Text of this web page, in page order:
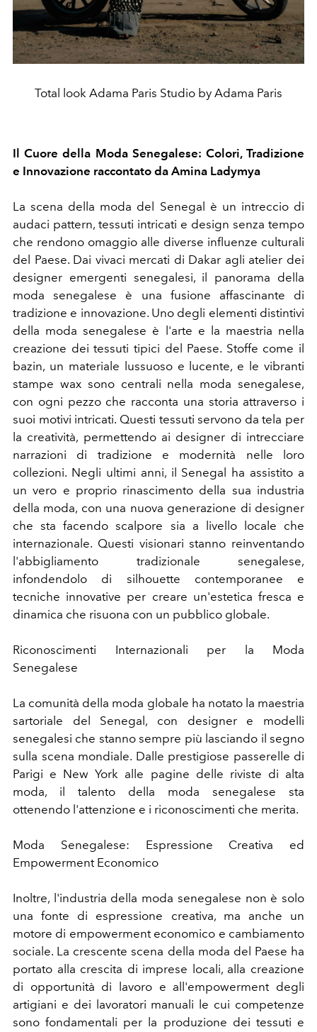
Total look Adama Paris Studio by Adama Paris
Il Cuore della Moda Senegalese: Colori, Tradizione
e Innovazione raccontato da Amina Ladymya
La scena della moda del Senegal è un intreccio di
audaci pattern, tessuti intricati e design senza tempo
che rendono omaggio alle diverse influenze culturali
del Paese. Dai vivaci mercati di Dakar agli atelier dei
designer emergenti senegalesi, il panorama della
moda senegalese è una fusione affascinante di
tradizione e innovazione. Uno degli elementi distintivi
della moda senegalese è l'arte e la maestria nella
creazione dei tessuti tipici del Paese. Stoffe come il
bazin, un materiale lussuoso e lucente, e le vibranti
stampe wax sono centrali nella moda senegalese,
con ogni pezzo che racconta una storia attraverso i
suoi motivi intricati. Questi tessuti servono da tela per
la creatività, permettendo ai designer di intrecciare
narrazioni di tradizione e modernità nelle loro
collezioni. Negli ultimi anni, il Senegal ha assistito a
un vero e proprio rinascimento della sua industria
della moda, con una nuova generazione di designer
che sta facendo scalpore sia a livello locale che
internazionale. Questi visionari stanno reinventando
l'abbigliamento tradizionale senegalese,
infondendolo di silhouette contemporanee e
tecniche innovative per creare un'estetica fresca e
dinamica che risuona con un pubblico globale.
Riconoscimenti Internazionali per la Moda
Senegalese
La comunità della moda globale ha notato la maestria
sartoriale del Senegal, con designer e modelli
senegalesi che stanno sempre più lasciando il segno
sulla scena mondiale. Dalle prestigiose passerelle di
Parigi e New York alle pagine delle riviste di alta
moda, il talento della moda senegalese sta
ottenendo l'attenzione e i riconoscimenti che merita.
Moda Senegalese: Espressione Creativa ed
Empowerment Economico
Inoltre, l'industria della moda senegalese non è solo
una fonte di espressione creativa, ma anche un
motore di empowerment economico e cambiamento
sociale. La crescente scena della moda del Paese ha
portato alla crescita di imprese locali, alla creazione
di opportunità di lavoro e all'empowerment degli
artigiani e dei lavoratori manuali le cui competenze
sono fondamentali per la produzione dei tessuti e